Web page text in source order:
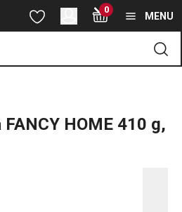
FANCY HOME 410 g, Mojito
o conteúdo principal
a pesquisa
a navegação 0
MENU
HOME 410 g,